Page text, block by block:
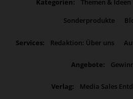
Kategorien: Themen & Ideen
Sonderprodukte
Services: Redaktion: Über uns
Angebote:
Verlag:
Media Sales